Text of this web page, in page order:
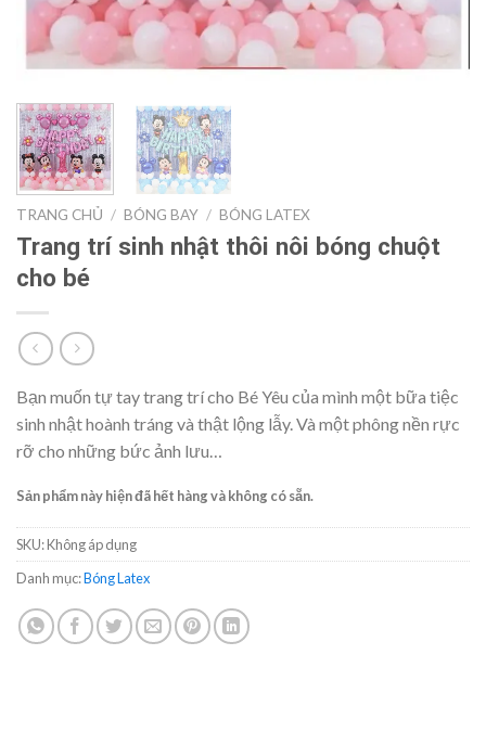
TRANG CHỦ / BÓNG BAY / BÓNG LATEX
Trang trí sinh nhật thôi nôi bóng chuột
cho bé
Bạn muốn tự tay trang trí cho Bé Yêu của mình một bữa tiệc
sinh nhật hoành tráng và thật lộng lẫy. Và một phông nền rực
rỡ cho những bức ảnh lưu…
Sản phẩm này hiện đã hết hàng và không có sẵn.
SKU:Không áp dụng
Danh mục:Bóng Latex